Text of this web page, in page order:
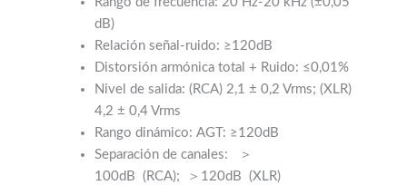
dB)
Relación señal-ruido: ≥120dB
Distorsión armónica total + Ruido: ≤0,01%
Nivel de salida: (RCA) 2,1 ± 0,2 Vrms; (XLR)
4,2 ± 0,4 Vrms
Rango dinámico: AGT: ≥120dB
Separación de canales:
＞
100dB (RCA); ＞120dB (XLR)